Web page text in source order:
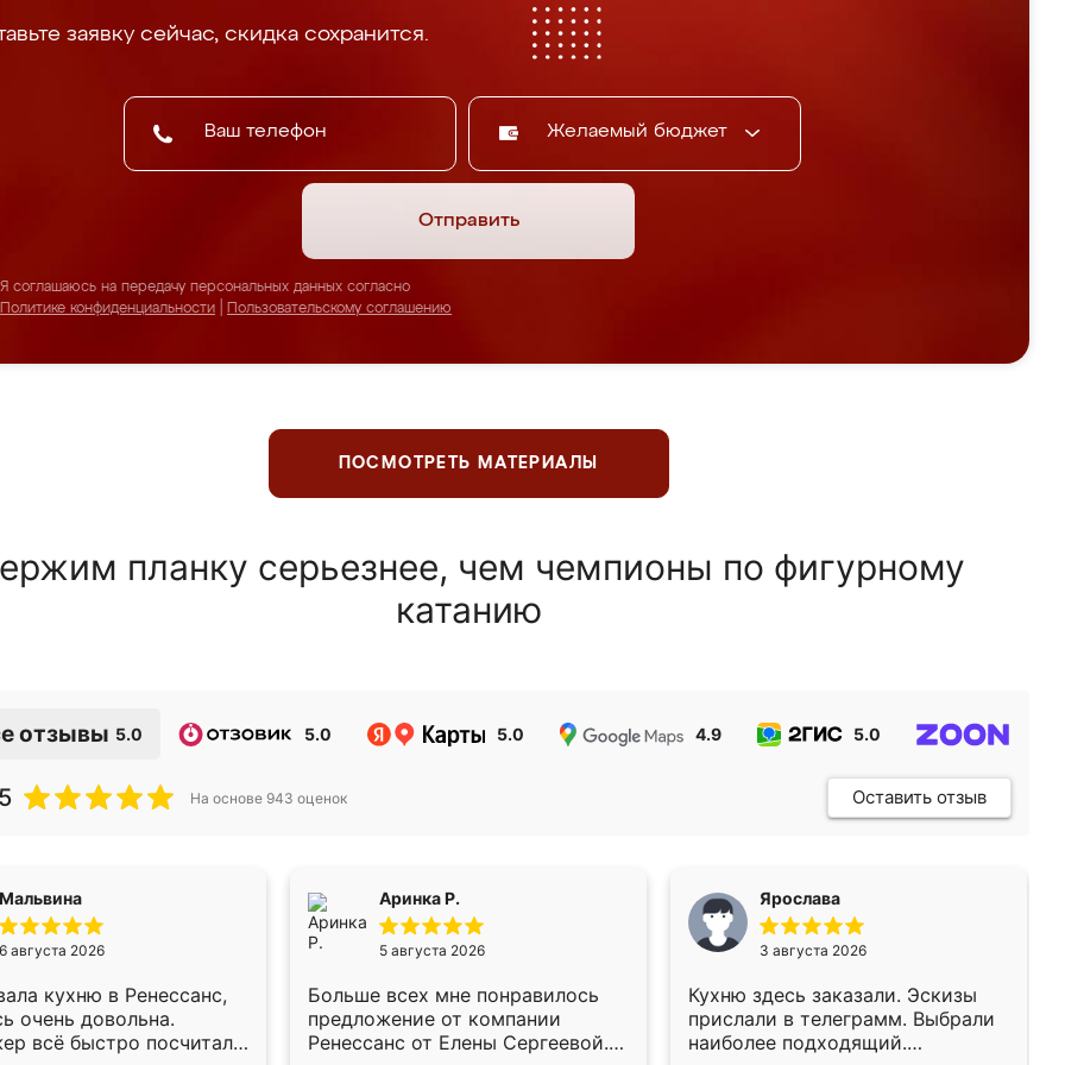
заявку сейчас, скидка сохранится.
Желаемый бюджет
Отправить
Я соглашаюсь на передачу персональных данных согласно
Политике конфиденциальности
Пользовательскому соглашению
ПОСМОТРЕТЬ МАТЕРИАЛЫ
планку серьезнее, чем чемпионы по фигурному
катанию
отзывы 5.0 5.0 5.0 4.9 5.0
На основе 943 оценок Оставить отзыв
Мальвина
6 августа 2026
кухню в Ренессанс,
очень довольна.
всё быстро посчитала,
Аринка Р.
5 августа 2026
Больше всех мне понравилось
предложение от компании
Ренессанс от Елены Сергеевой.
Ярослава
3 августа 2026
Кухню здесь заказали. Эскизы
прислали в телеграмм. Выбрали
наиболее подходящий.